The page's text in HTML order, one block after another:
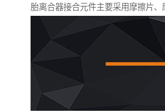
胎离合器接合元件主要采用摩擦片、